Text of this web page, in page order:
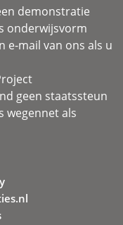
demonstratie
onderwijsvorm
e-mail van ons als u
geen staatssteun
wegennet als